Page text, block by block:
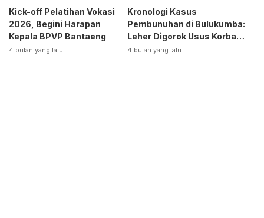
Kick-off Pelatihan Vokasi
2026, Begini Harapan
Kepala BPVP Bantaeng
4 bulan yang lalu
Kronologi Kasus
Pembunuhan di Bulukumba:
Leher Digorok Usus Korban
Dikeluarkan
4 bulan yang lalu